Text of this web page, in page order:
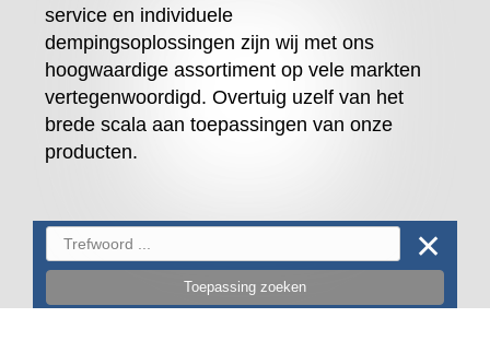
service en individuele
dempingsoplossingen zijn wij met ons
hoogwaardige assortiment op vele markten
vertegenwoordigd. Overtuig uzelf van het
brede scala aan toepassingen van onze
producten.
Toepassing zoeken
✕